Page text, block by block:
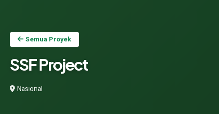
Semua Proyek
SSF Project
Nasional